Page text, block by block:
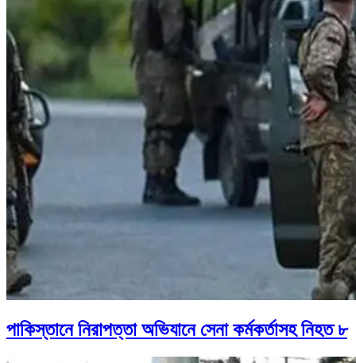
পাকিস্তানে নিরাপত্তা অভিযানে সেনা কর্মকর্তাসহ নিহত ৮